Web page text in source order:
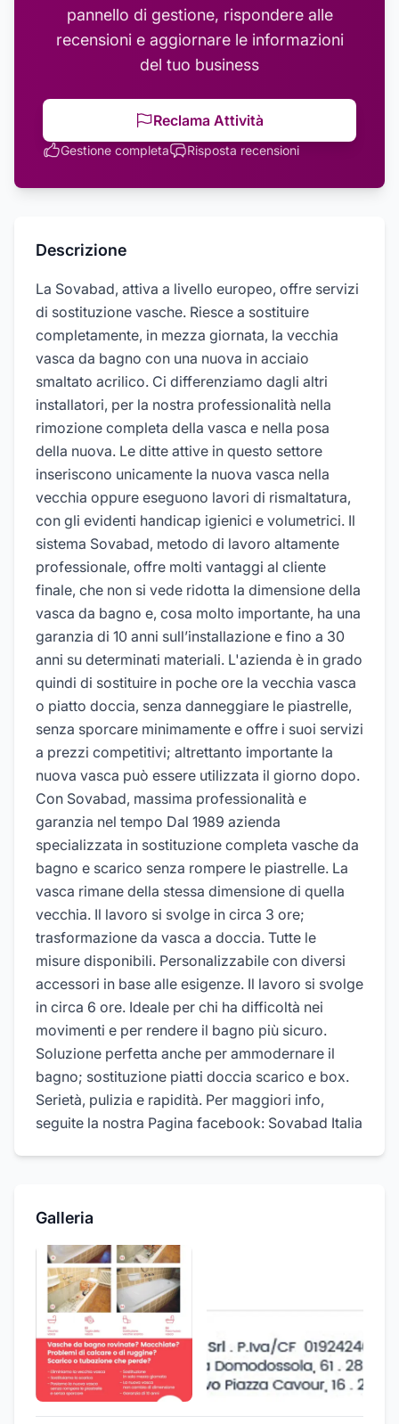
pannello di gestione, rispondere alle
recensioni e aggiornare le informazioni
del tuo business
Reclama Attività
Gestione completa Risposta recensioni
Descrizione
La Sovabad, attiva a livello europeo, offre servizi
di sostituzione vasche. Riesce a sostituire
completamente, in mezza giornata, la vecchia
vasca da bagno con una nuova in acciaio
smaltato acrilico. Ci differenziamo dagli altri
installatori, per la nostra professionalità nella
rimozione completa della vasca e nella posa
della nuova. Le ditte attive in questo settore
inseriscono unicamente la nuova vasca nella
vecchia oppure eseguono lavori di rismaltatura,
con gli evidenti handicap igienici e volumetrici. Il
sistema Sovabad, metodo di lavoro altamente
professionale, offre molti vantaggi al cliente
finale, che non si vede ridotta la dimensione della
vasca da bagno e, cosa molto importante, ha una
garanzia di 10 anni sull’installazione e fino a 30
anni su determinati materiali. L'azienda è in grado
quindi di sostituire in poche ore la vecchia vasca
o piatto doccia, senza danneggiare le piastrelle,
senza sporcare minimamente e offre i suoi servizi
a prezzi competitivi; altrettanto importante la
nuova vasca può essere utilizzata il giorno dopo.
Con Sovabad, massima professionalità e
garanzia nel tempo Dal 1989 azienda
specializzata in sostituzione completa vasche da
bagno e scarico senza rompere le piastrelle. La
vasca rimane della stessa dimensione di quella
vecchia. Il lavoro si svolge in circa 3 ore;
trasformazione da vasca a doccia. Tutte le
misure disponibili. Personalizzabile con diversi
accessori in base alle esigenze. Il lavoro si svolge
in circa 6 ore. Ideale per chi ha difficoltà nei
movimenti e per rendere il bagno più sicuro.
Soluzione perfetta anche per ammodernare il
bagno; sostituzione piatti doccia scarico e box.
Serietà, pulizia e rapidità. Per maggiori info,
seguite la nostra Pagina facebook: Sovabad Italia
Galleria